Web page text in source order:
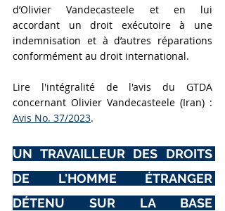
d’Olivier Vandecasteele et en lui
accordant un droit exécutoire à une
indemnisation et à d’autres réparations
conformément au droit international.
Lire l'intégralité de l'avis du GTDA
Avis No. 37/2023.
UN TRAVAILLEUR DES DROITS
DE L'HOMME ÉTRANGER
DÉTENU SUR LA BASE